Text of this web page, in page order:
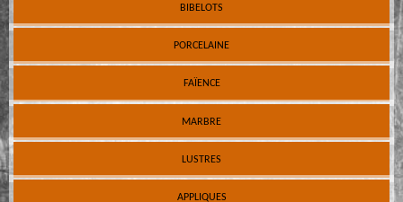
BIBELOTS
PORCELAINE
FAÏENCE
MARBRE
LUSTRES
APPLIQUES